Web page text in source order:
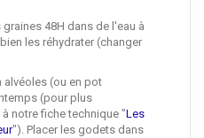
48H dans de l'eau à
les réhydrater (changer
alvéoles (ou en pot
(pour plus
notre fiche technique "Les
"). Placer les godets dans